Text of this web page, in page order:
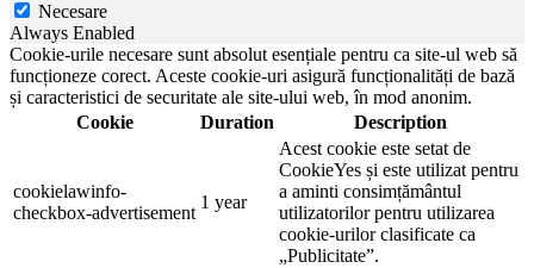
Necesare
Always Enabled
Cookie-urile necesare sunt absolut esențiale pentru ca site-ul web să
funcționeze corect. Aceste cookie-uri asigură funcționalități de bază
și caracteristici de securitate ale site-ului web, în mod anonim.
Cookie
Duration Description
cookielawinfo-
checkbox-advertisement
1 year
Acest cookie este setat de
CookieYes și este utilizat pentru
a aminti consimțământul
utilizatorilor pentru utilizarea
cookie-urilor clasificate ca
„Publicitate”.